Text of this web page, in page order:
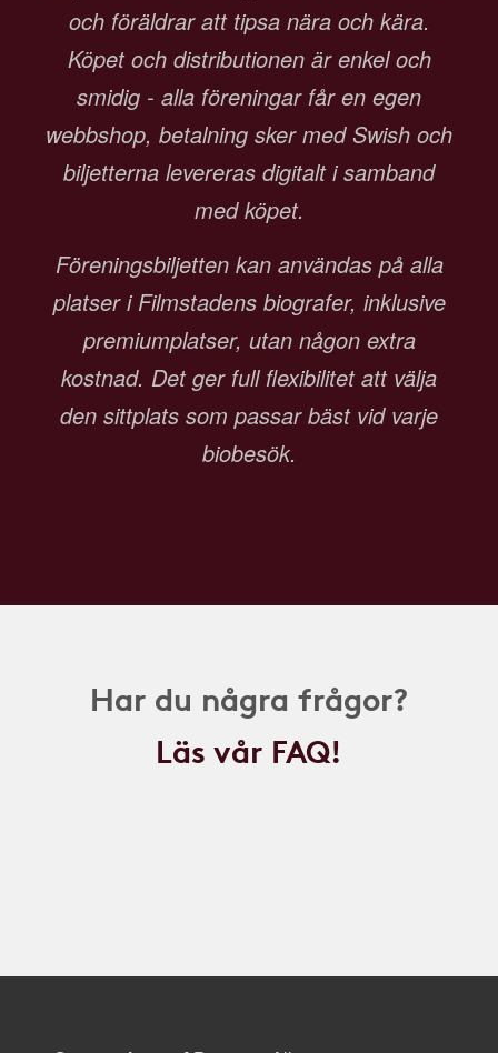
och föräldrar att tipsa nära och kära.
Köpet och distributionen är enkel och
smidig - alla föreningar får en egen
webbshop, betalning sker med Swish och
biljetterna levereras digitalt i samband
med köpet.
Föreningsbiljetten kan användas på alla
platser i Filmstadens biografer, inklusive
premiumplatser, utan någon extra
kostnad. Det ger full flexibilitet att välja
den sittplats som passar bäst vid varje
biobesök.
Har du några frågor?
Läs vår FAQ!